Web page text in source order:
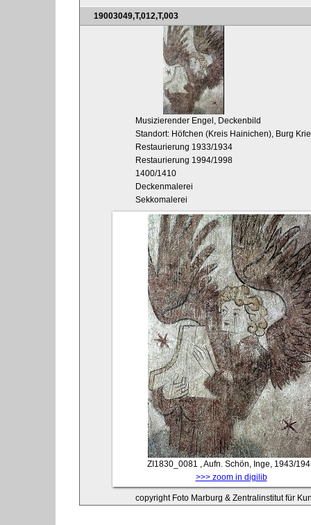
19003049,T,012,T,003
Musizierender Engel, Deckenbild
Standort: Höfchen (Kreis Hainichen), Burg
Restaurierung 1933/1934
Restaurierung 1994/1998
1400/1410
Deckenmalerei
Sekkomalerei
ZI1830_0081 , Aufn. Schön, Inge, 1943/
>>> zoom in digilib
copyright Foto Marburg & Zentralinstitut für